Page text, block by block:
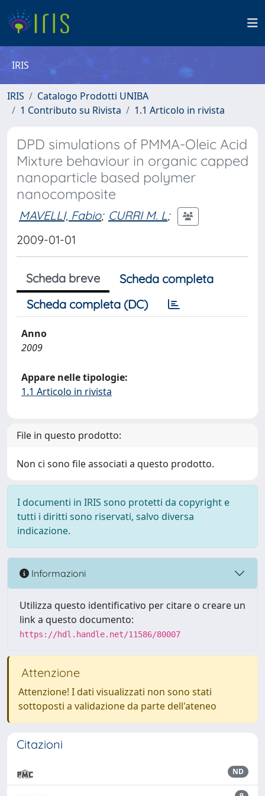
IRIS
IRIS
Catalogo Prodotti UNIBA
1 Contributo su Rivista
1.1 Articolo in rivista
DPD simulations of PMMA-Oleic Acid
Mixture behaviour in organic capped
nanoparticle based polymer
nanocomposite
MAVELLI, Fabio; CURRI M. L;
2009-01-01
Scheda breve
Scheda completa
Scheda completa (DC)
Anno
2009
Appare nelle tipologie:
1.1 Articolo in rivista
File in questo prodotto:
Non ci sono file associati a questo prodotto.
I documenti in IRIS sono protetti da copyright e
tutti i diritti sono riservati, salvo diversa
indicazione.
Informazioni
Utilizza questo identificativo per citare o creare un
link a questo documento:
https://hdl.handle.net/11586/80007
Attenzione
Attenzione! I dati visualizzati non sono stati
sottoposti a validazione da parte dell'ateneo
Citazioni
ND